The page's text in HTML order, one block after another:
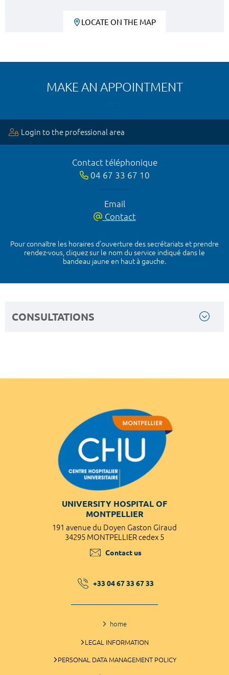
LOCATE ON THE MAP
MAKE AN APPOINTMENT
Login to the professional area
Contact téléphonique
04 67 33 67 10
Email
Contact
Pour connaître les horaires d’ouverture des secrétariats et prendre
rendez-vous, cliquez sur le nom du service indiqué dans le
bandeau jaune en haut à gauche.
CONSULTATIONS
UNIVERSITY HOSPITAL OF
MONTPELLIER
191 avenue du Doyen Gaston Giraud
34295 MONTPELLIER cedex 5
Contact us
+33 04 67 33 67 33
home
LEGAL INFORMATION
PERSONAL DATA MANAGEMENT POLICY